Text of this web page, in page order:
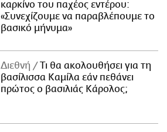
καρκίνο του παχέος εντέρου:
«Συνεχίζουμε να παραβλέπουμε το
βασικό μήνυμα»
Διεθνή
Τι θα ακολουθήσει για τη
βασίλισσα Καμίλα εάν πεθάνει
πρώτος ο βασιλιάς Κάρολος;